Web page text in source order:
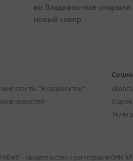
во Владивостоке открыли
новый сквер
газеты "Владивосток"
новостей
- свидетельство о регистрации СМИ